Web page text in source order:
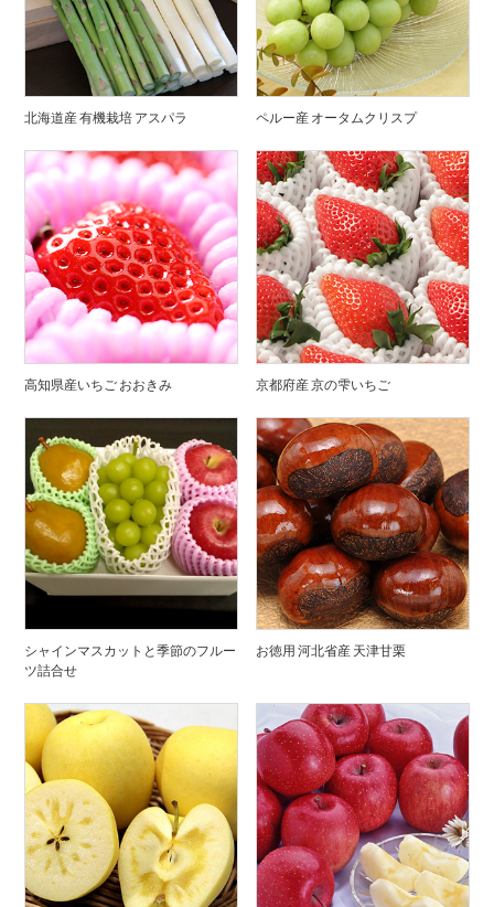
北海道産 有機栽培 アスパラ ペルー産 オータムクリスプ
高知県産いちご おおきみ 京都府産 京の雫いちご
シャインマスカットと季節のフルー
ツ詰合せ
お徳用 河北省産 天津甘栗